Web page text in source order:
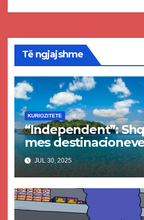
Të ngjajshme
KURIOZITETE
“Independent”:
mes
mira për pushime
2025
JUL 30, 2025